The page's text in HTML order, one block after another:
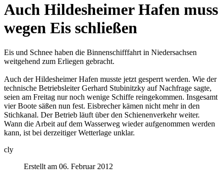
Auch Hildesheimer Hafen muss
wegen Eis schließen
Eis und Schnee haben die Binnenschifffahrt in Niedersachsen
weitgehend zum Erliegen gebracht.
Auch der Hildesheimer Hafen musste jetzt gesperrt werden. Wie der
technische Betriebsleiter Gerhard Stubinitzky auf Nachfrage sagte,
seien am Freitag nur noch wenige Schiffe reingekommen. Insgesamt
vier Boote säßen nun fest. Eisbrecher kämen nicht mehr in den
Stichkanal. Der Betrieb läuft über den Schienenverkehr weiter.
Wann die Arbeit auf dem Wasserweg wieder aufgenommen werden
kann, ist bei derzeitiger Wetterlage unklar.
cly
Erstellt am 06. Februar 2012